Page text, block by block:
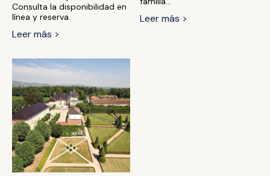
Consulta la disponibilidad en
línea y reserva.
Leer más >
Leer más >